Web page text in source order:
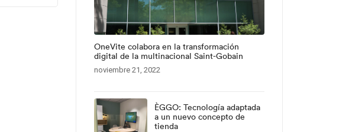
OneVite colabora en la transformación
digital de la multinacional Saint-Gobain
noviembre 21, 2022
ÈGGO: Tecnología adaptada
a un nuevo concepto de
tienda